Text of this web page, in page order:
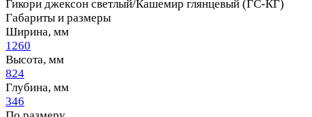
Гикори джексон светлый/Кашемир глянцевый (ГС-КГ)
Габариты и размеры
Ширина, мм
1260
Высота, мм
824
Глубина, мм
346